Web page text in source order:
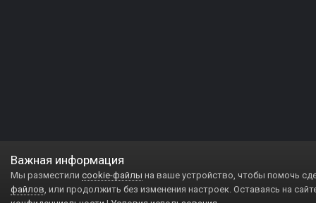
Важная информация
Мы разместили cookie-файлы на ваше устройство, чтобы помочь
файлов, или продолжить без изменения настроек. Оставаясь на